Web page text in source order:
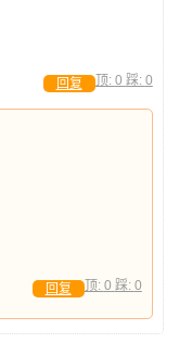
顶: 0 踩: 0
回复
顶: 0 踩: 0
回复